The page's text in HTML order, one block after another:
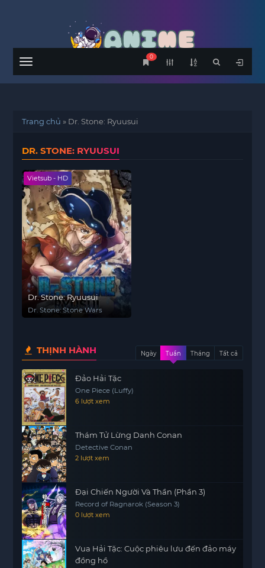
Menu
0
Trang chủ » Dr. Stone: Ryuusui
DR. STONE: RYUUSUI
Vietsub - HD
Dr. Stone: Ryuusui
Dr. Stone: Stone Wars
THỊNH HÀNH Ngày Tuần Tháng Tất cả
Đảo Hải Tặc
One Piece (Luffy)
6 lượt xem
Thám Tử Lừng Danh Conan
Detective Conan
2 lượt xem
Đại Chiến Người Và Thần (Phần 3)
Record of Ragnarok (Season 3)
0 lượt xem
Vua Hải Tặc: Cuộc phiêu lưu đến đảo máy
đồng hồ